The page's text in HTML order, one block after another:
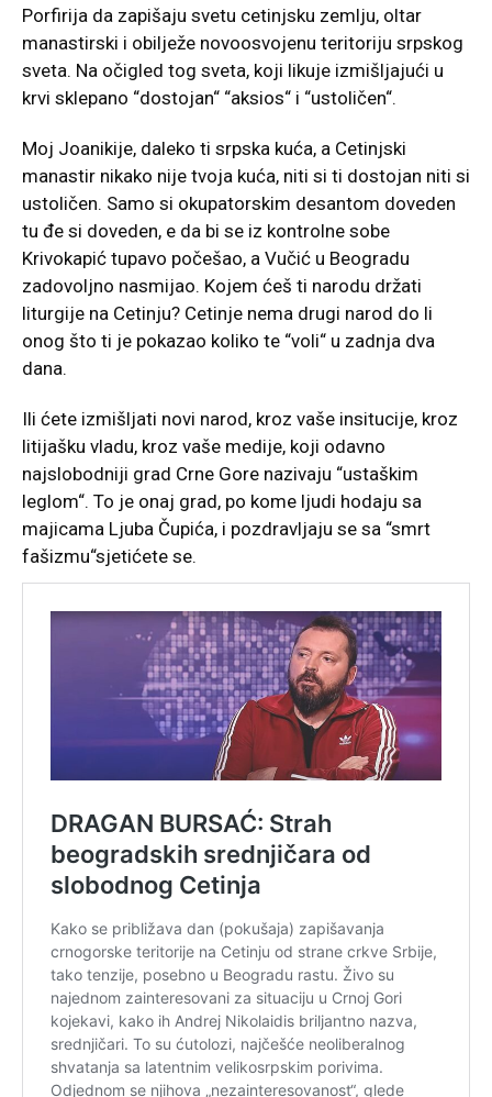
Porfirija da zapišaju svetu cetinjsku zemlju, oltar
manastirski i obilježe novoosvojenu teritoriju srpskog
sveta. Na očigled tog sveta, koji likuje izmišljajući u
krvi sklepano “dostojan“ “aksios“ i “ustoličen“.
Moj Joanikije, daleko ti srpska kuća, a Cetinjski
manastir nikako nije tvoja kuća, niti si ti dostojan niti si
ustoličen. Samo si okupatorskim desantom doveden
tu đe si doveden, e da bi se iz kontrolne sobe
Krivokapić tupavo počešao, a Vučić u Beogradu
zadovoljno nasmijao. Kojem ćeš ti narodu držati
liturgije na Cetinju? Cetinje nema drugi narod do li
onog što ti je pokazao koliko te “voli“ u zadnja dva
dana.
Ili ćete izmišljati novi narod, kroz vaše insitucije, kroz
litijašku vladu, kroz vaše medije, koji odavno
najslobodniji grad Crne Gore nazivaju “ustaškim
leglom“. To je onaj grad, po kome ljudi hodaju sa
majicama Ljuba Čupića, i pozdravljaju se sa “smrt
fašizmu“sjetićete se.